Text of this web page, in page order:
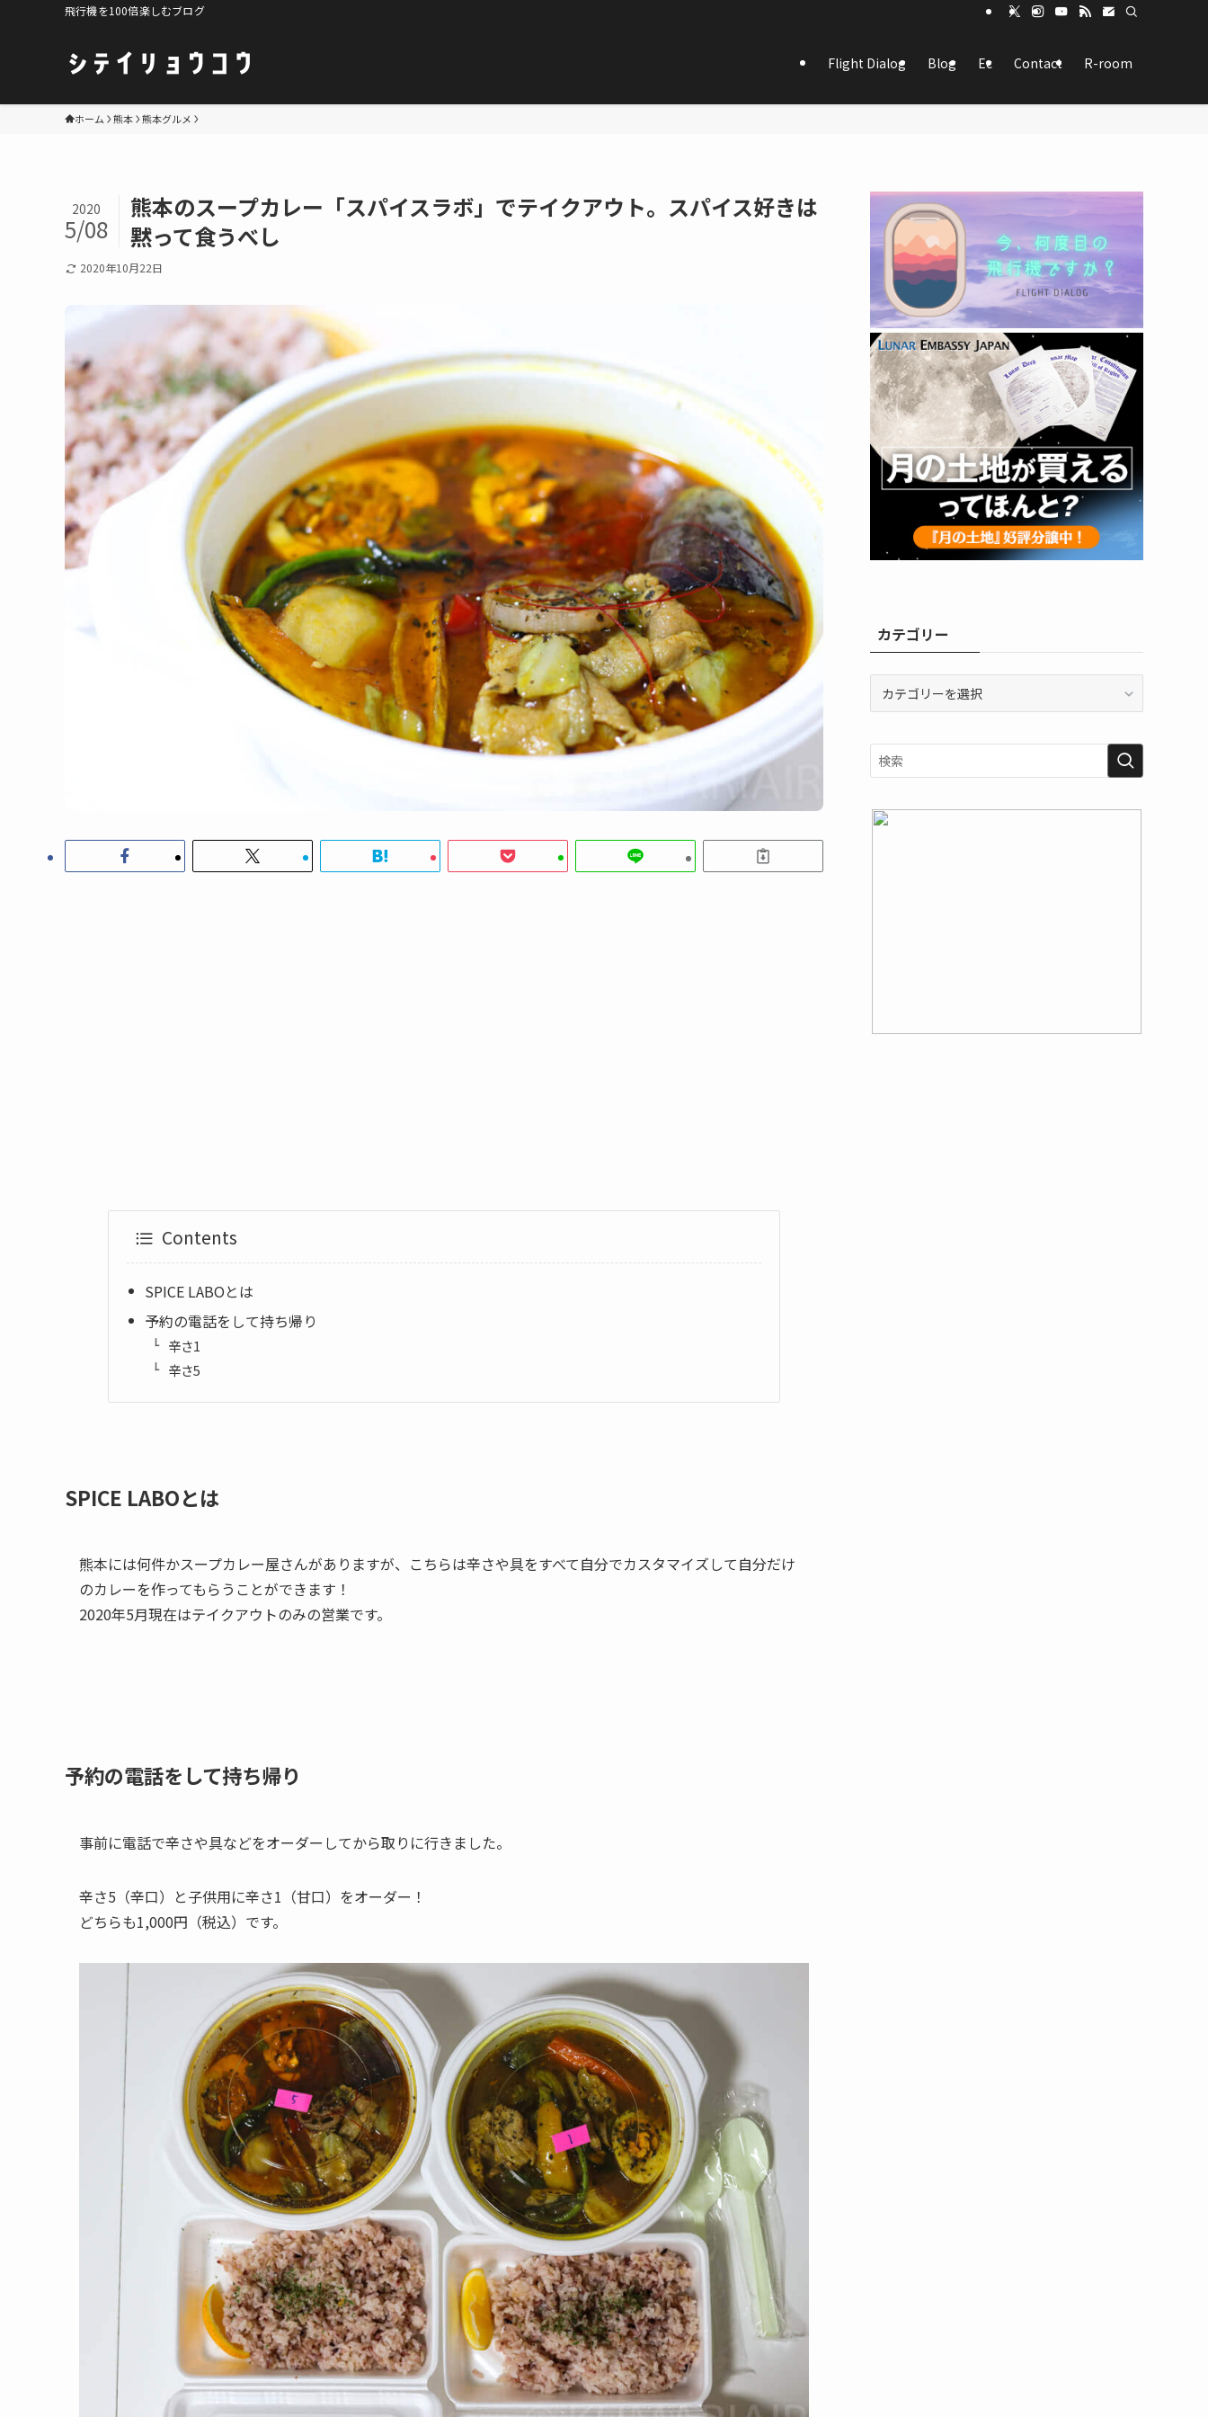
飛行機を100倍楽しむブログ
Flight Dialog Blog Ec Contact R-room
ホーム 熊本 熊本グルメ
熊本のスープカレー「スパイスラボ」でテイクアウト。スパイス好きは
黙って食うべし
2020
5/08
2020年10月22日
Contents
SPICE LABOとは
予約の電話をして持ち帰り
辛さ1
辛さ5
SPICE LABOとは
熊本には何件かスープカレー屋さんがありますが、こちらは辛さや具をすべて自分でカスタマイズして自分だけ
のカレーを作ってもらうことができます！
2020年5月現在はテイクアウトのみの営業です。
予約の電話をして持ち帰り
事前に電話で辛さや具などをオーダーしてから取りに行きました。
辛さ5（辛口）と子供用に辛さ1（甘口）をオーダー！
どちらも1,000円（税込）です。
カテゴリー
リ
ー